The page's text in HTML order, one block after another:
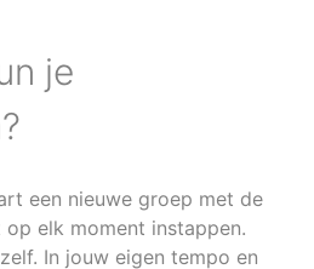
je
een nieuwe groep met de
op elk moment instappen.
In jouw eigen tempo en